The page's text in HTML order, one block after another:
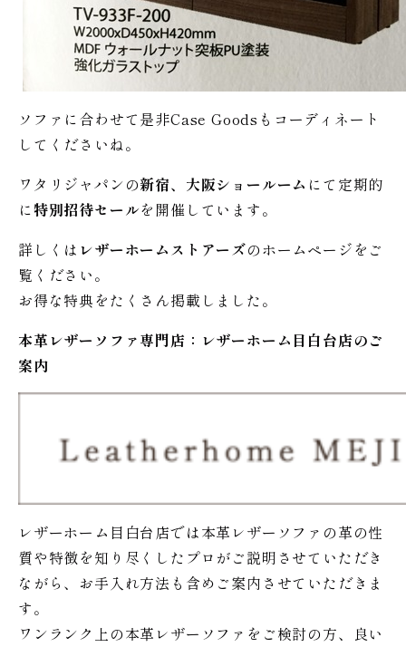
ソファに合わせて是非Case Goodsもコーディネート
してくださいね。
ワタリジャパンの新宿、大阪ショールーム にて定期的
に特別招待セールを開催しています。
詳しくは レザーホームストアーズのホームページをご
覧ください。
お得な特典をたくさん掲載しました。
本革レザーソファ専門店：レザーホーム 目白台店のご
案内
レザーホーム目白台店では本革レザーソファの革の性
質や特徴を知り尽くしたプロがご説明させていただき
ながら、お手入れ方法も含めご案内させていただきま
す。
ワンランク上の本革レザーソファをご検討の方、良い